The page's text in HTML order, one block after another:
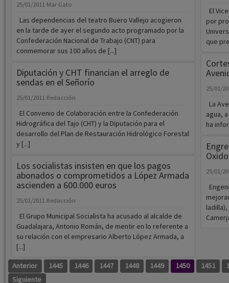
25/01/2011 Mar Gato
Las dependencias del teatro Buero Vallejo acogieron
en la tarde de ayer el segundo acto programado por la
Confederación Nacional de Trabajo (CNT) para
conmemorar sus 100 años de [...]
Diputación y CHT financian el arreglo de
sendas en el Señorío
25/01/2011 Redacción
El Convenio de Colaboración entre la Confederación
Hidrográfica del Tajo (CHT) y la Diputación para el
desarrollo del Plan de Restauración Hidrológico Forestal
y [...]
Los socialistas insisten en que los pagos
abonados o comprometidos a López Armada
ascienden a 600.000 euros
25/01/2011 Redacción
El Grupo Municipal Socialista ha acusado al alcalde de
Guadalajara, Antonio Román, de mentir en lo referente a
su relación con el empresario Alberto López Armada, a
[...]
El
por
que
25/01/
La
agua,
ha
Oxido
25/01/
Anterior 1445 1446 1447 1448 1449 1450 1451
Siguiente